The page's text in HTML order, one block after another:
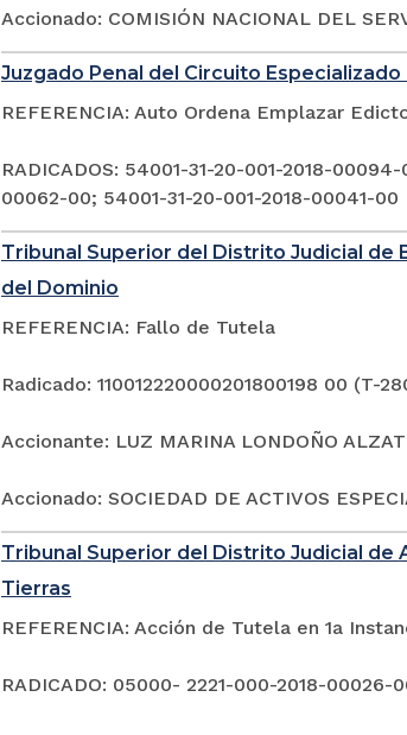
Accionado: COMISIÓN NACIONAL DEL
Juzgado Penal del Circuito
REFERENCIA: Auto Ordena Emplazar
RADICADOS: 54001-31-20-001-2018-
00062-00; 54001-31-20-001-2018-00041-00
Tribunal Superior del Distrito Judicial de
del Dominio
REFERENCIA: Fallo de Tutela
Radicado: 110012220000201800198 00 (T-
Accionante: LUZ MARINA LONDOÑO
Accionado: SOCIEDAD DE ACTIVOS
Tribunal Superior del Distrito Judicial de
Tierras
REFERENCIA: Acción de Tutela en 1a
RADICADO: 05000- 2221-000-2018-00026-